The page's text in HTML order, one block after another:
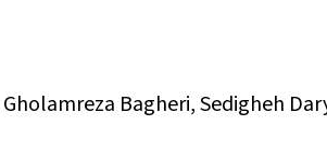
Bagheri, Sedigheh